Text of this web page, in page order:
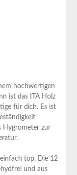
hochwertigen
ist das ITA Holz
für dich. Es‍ ist
Hygrometer zur
top. Die 12
und aus